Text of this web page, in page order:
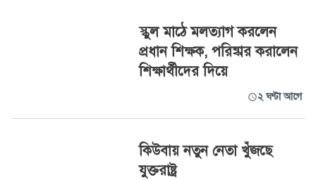
স্কুল মাঠে মলত্যাগ করলেন
প্রধান শিক্ষক, পরিষ্কার করালেন
শিক্ষার্থীদের দিয়ে
২ ঘণ্টা আগে
কিউবায় নতুন নেতা খুঁজছে
যুক্তরাষ্ট্র